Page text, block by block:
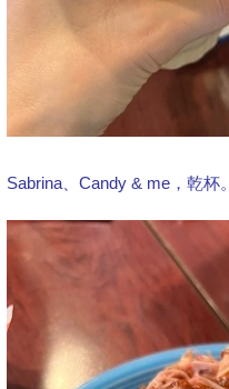
Sabrina、Candy & me，乾杯。